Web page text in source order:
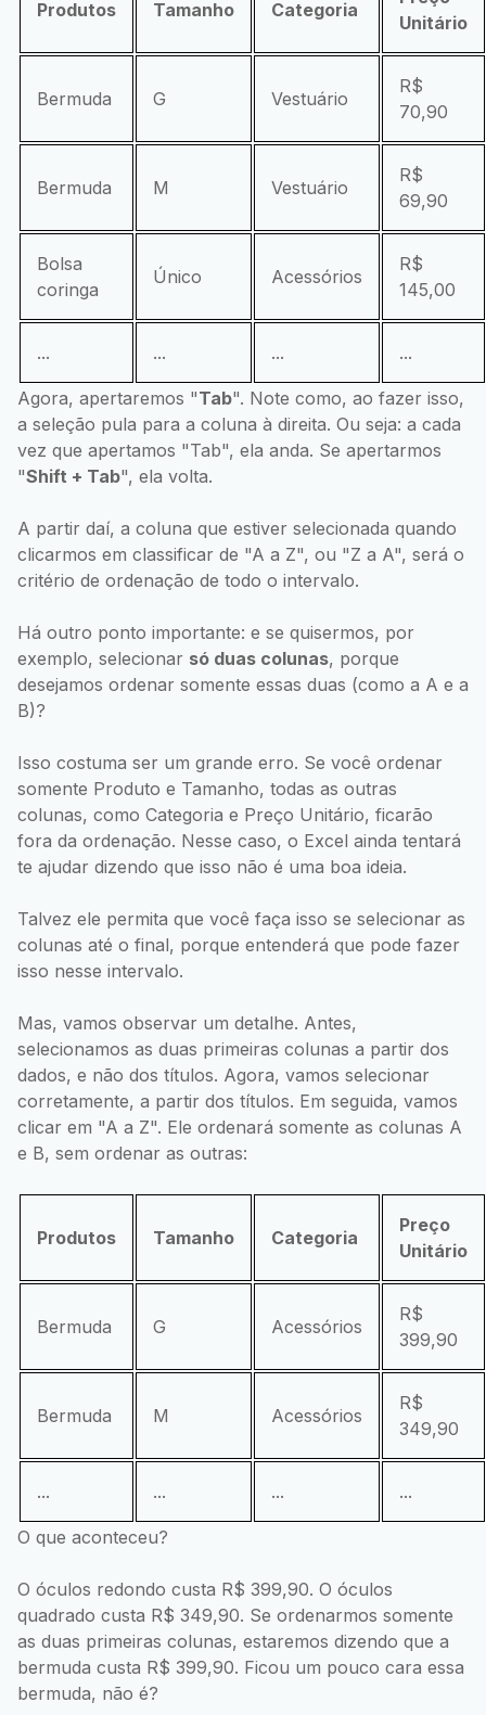
Produtos Tamanho Categoria
Unitário
Bermuda G Vestuário
R$
70,90
Bermuda M Vestuário
R$
69,90
Bolsa
coringa
Único Acessórios
R$
145,00
... ... ... ...
Agora, apertaremos "Tab". Note como, ao fazer isso,
a seleção pula para a coluna à direita. Ou seja: a cada
vez que apertamos "Tab", ela anda. Se apertarmos
"Shift + Tab", ela volta.
A partir daí, a coluna que estiver selecionada quando
clicarmos em classificar de "A a Z", ou "Z a A", será o
critério de ordenação de todo o intervalo.
Há outro ponto importante: e se quisermos, por
exemplo, selecionar só duas colunas, porque
desejamos ordenar somente essas duas (como a A e a
B)?
Isso costuma ser um grande erro. Se você ordenar
somente Produto e Tamanho, todas as outras
colunas, como Categoria e Preço Unitário, ficarão
fora da ordenação. Nesse caso, o Excel ainda tentará
te ajudar dizendo que isso não é uma boa ideia.
Talvez ele permita que você faça isso se selecionar as
colunas até o final, porque entenderá que pode fazer
isso nesse intervalo.
Mas, vamos observar um detalhe. Antes,
selecionamos as duas primeiras colunas a partir dos
dados, e não dos títulos. Agora, vamos selecionar
corretamente, a partir dos títulos. Em seguida, vamos
clicar em "A a Z". Ele ordenará somente as colunas A
e B, sem ordenar as outras:
Produtos Tamanho Categoria
Preço
Unitário
Bermuda G Acessórios
R$
399,90
Bermuda M Acessórios
R$
349,90
... ... ... ...
O que aconteceu?
O óculos redondo custa R$ 399,90. O óculos
quadrado custa R$ 349,90. Se ordenarmos somente
as duas primeiras colunas, estaremos dizendo que a
bermuda custa R$ 399,90. Ficou um pouco cara essa
bermuda, não é?